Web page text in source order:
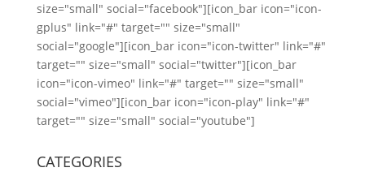
size="small" social="facebook"][icon_bar icon="icon-
gplus" link="#" target="" size="small"
social="google"][icon_bar icon="icon-twitter" link="#"
target="" size="small" social="twitter"][icon_bar
icon="icon-vimeo" link="#" target="" size="small"
social="vimeo"][icon_bar icon="icon-play" link="#"
target="" size="small" social="youtube"]
CATEGORIES